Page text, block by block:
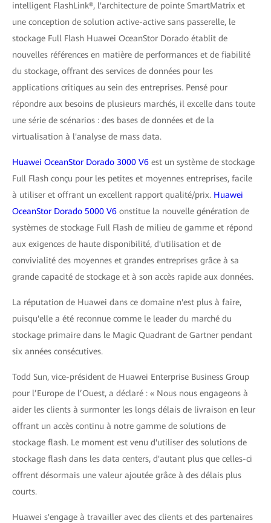
intelligent FlashLink®, l'architecture de pointe SmartMatrix et
une conception de solution active-active sans passerelle, le
stockage Full Flash Huawei OceanStor Dorado établit de
nouvelles références en matière de performances et de fiabilité
du stockage, offrant des services de données pour les
applications critiques au sein des entreprises. Pensé pour
répondre aux besoins de plusieurs marchés, il excelle dans toute
une série de scénarios : des bases de données et de la
virtualisation à l'analyse de mass data.
Huawei OceanStor Dorado 3000 V6 est un système de stockage
Full Flash conçu pour les petites et moyennes entreprises, facile
à utiliser et offrant un excellent rapport qualité/prix. Huawei
OceanStor Dorado 5000 V6 onstitue la nouvelle génération de
systèmes de stockage Full Flash de milieu de gamme et répond
aux exigences de haute disponibilité, d'utilisation et de
convivialité des moyennes et grandes entreprises grâce à sa
grande capacité de stockage et à son accès rapide aux données.
La réputation de Huawei dans ce domaine n'est plus à faire,
puisqu'elle a été reconnue comme le leader du marché du
stockage primaire dans le Magic Quadrant de Gartner pendant
six années consécutives.
Todd Sun, vice-président de Huawei Enterprise Business Group
pour l’Europe de l’Ouest, a déclaré : « Nous nous engageons à
aider les clients à surmonter les longs délais de livraison en leur
offrant un accès continu à notre gamme de solutions de
stockage flash. Le moment est venu d'utiliser des solutions de
stockage flash dans les data centers, d'autant plus que celles-ci
offrent désormais une valeur ajoutée grâce à des délais plus
courts.
Huawei s'engage à travailler avec des clients et des partenaires